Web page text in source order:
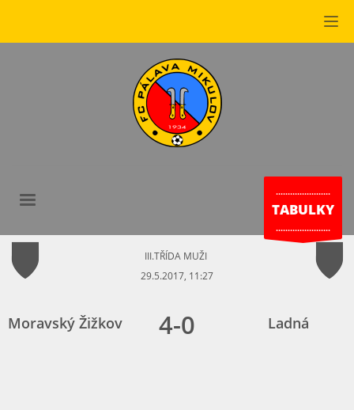
.......................
TABULKY
.......................
III.TŘÍDA MUŽI
29.5.2017, 11:27
Moravský Žižkov 4-0 Ladná